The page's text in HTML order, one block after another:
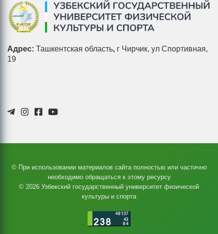
Адрес: Ташкентская область, г Чирчик, ул Спортивная,
19
© При использовании материалов сайта полностью или частично
необходимо обращаться к этому ресурсу
© 2026 Узбекский государственный университет физической
культуры и спорта